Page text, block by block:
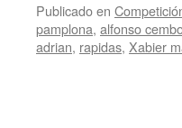
Publicado en
pamplona, alfonso
adrian, rapidas, Xabier